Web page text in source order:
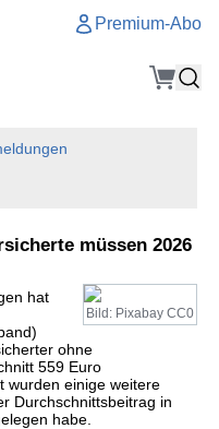
Premium-Abo
müssen 2026
Bild: Pixabay CC0
hat
ohne
559 Euro
wurden einige weitere
Durchschnittsbeitrag in
habe.